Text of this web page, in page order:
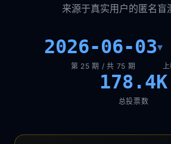
来源于真实用户的匿名盲
2026-06-03▾
第 25 期 / 共 75 期
178.4K
总投票数